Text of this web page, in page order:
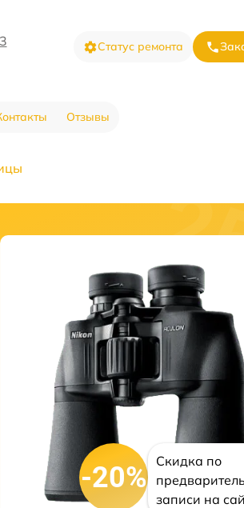
Статус ремонта
Отзывы
-20%
Скидка по
записи на